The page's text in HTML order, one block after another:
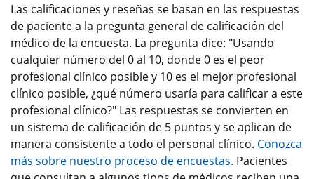
Las calificaciones y reseñas se basan en las respuestas
de paciente a la pregunta general de calificación del
médico de la encuesta. La pregunta dice: "Usando
cualquier número del 0 al 10, donde 0 es el peor
profesional clínico posible y 10 es el mejor profesional
clínico posible, ¿qué número usaría para calificar a este
profesional clínico?" Las respuestas se convierten en
un sistema de calificación de 5 puntos y se aplican de
manera consistente a todo el personal clínico. Conozca
más sobre nuestro proceso de encuestas. Pacientes